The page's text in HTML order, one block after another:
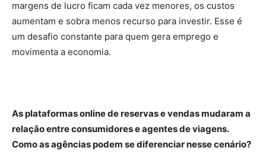
margens de lucro ficam cada vez menores, os custos
aumentam e sobra menos recurso para investir. Esse é
um desafio constante para quem gera emprego e
movimenta a economia.
As plataformas online de reservas e vendas mudaram a
relação entre consumidores e agentes de viagens.
Como as agências podem se diferenciar nesse cenário?